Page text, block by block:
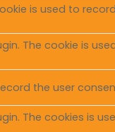
is used to
The cookie is
the user
The cookies is